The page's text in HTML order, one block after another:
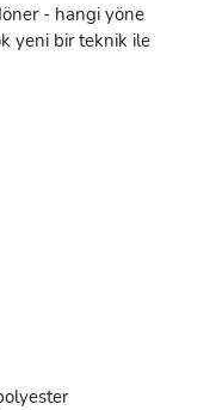
- hangi yöne
yeni bir teknik ile